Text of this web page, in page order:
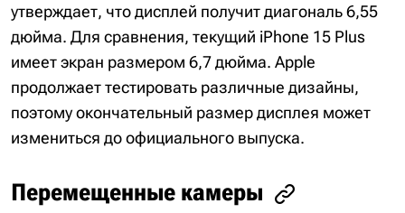
утверждает, что дисплей получит диагональ 6,55
дюйма. Для сравнения, текущий iPhone 15 Plus
имеет экран размером 6,7 дюйма. Apple
продолжает тестировать различные дизайны,
поэтому окончательный размер дисплея может
измениться до официального выпуска.
Перемещенные камеры